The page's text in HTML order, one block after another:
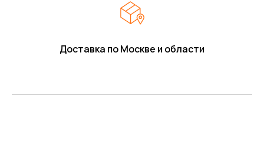
Доставка по Москве и области